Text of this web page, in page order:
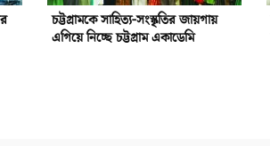
চট্টগ্রামকে সাহিত্য-সংস্কৃতির জায়গায়
এগিয়ে নিচ্ছে চট্টগ্রাম একাডেমি